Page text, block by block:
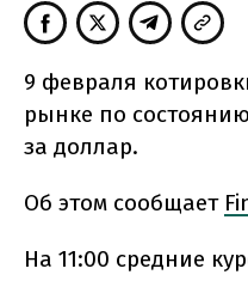
9 февраля
рынке по
за доллар.
Об этом сообщает
На 11:00 средние